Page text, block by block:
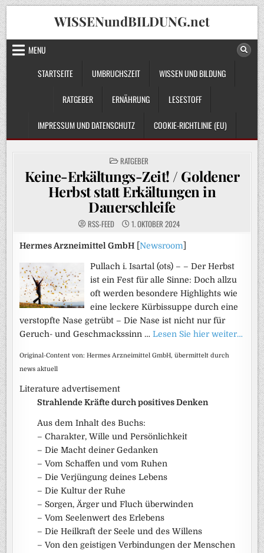
Skip
to
content
WISSENundBILDUNG.net
MENU
STARTSEITE
UMBRUCHSZEIT WISSEN UND BILDUNG
RATGEBER ERNÄHRUNG LESESTOFF
IMPRESSUM UND DATENSCHUTZ COOKIE-RICHTLINIE (EU)
POSTED
IN
RATGEBER
Keine-Erkältungs-Zeit! / Goldener
Herbst statt Erkältungen in
Dauerschleife
RSS-FEED 1. OKTOBER 2024
Hermes Arzneimittel GmbH [Newsroom
Pullach i. Isartal (ots) – – Der Herbst
ist ein Fest für alle Sinne: Doch allzu
oft werden besondere Highlights wie
eine leckere Kürbissuppe durch eine
verstopfte Nase getrübt – Die Nase ist nicht nur für
Geruch- und Geschmackssinn …Lesen Sie hier weiter…
Original-Content von: Hermes Arzneimittel GmbH, übermittelt durch
news aktuell
Literature advertisement
Strahlende Kräfte durch positives Denken
Aus dem Inhalt des Buchs:
– Charakter, Wille und Persönlichkeit
– Die Macht deiner Gedanken
– Vom Schaffen und vom Ruhen
– Die Verjüngung deines Lebens
– Die Kultur der Ruhe
– Sorgen, Ärger und Fluch überwinden
– Vom Seelenwert des Erlebens
– Die Heilkraft der Seele und des Willens
– Von den geistigen Verbindungen der Menschen